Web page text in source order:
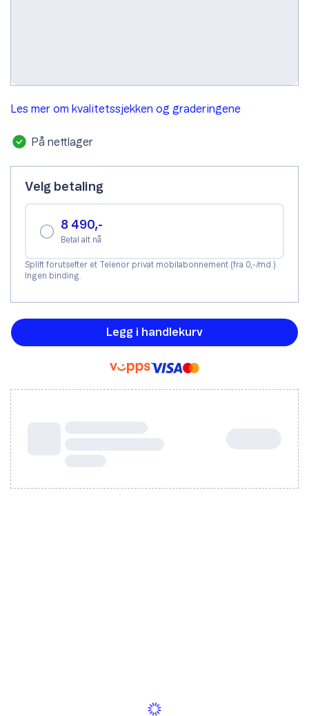
Les mer om kvalitetssjekken og graderingene
På nettlager
Velg betaling
8 490,-
Betal alt nå
Splitt forutsetter et Telenor privat mobilabonnement (fra 0,-/md.).
Ingen binding.
Legg i handlekurv